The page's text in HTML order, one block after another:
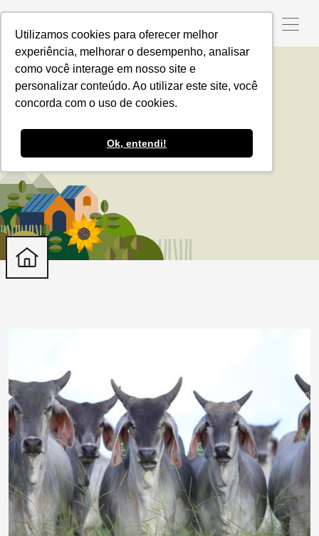
Utilizamos cookies para oferecer melhor
experiência, melhorar o desempenho, analisar
como você interage em nosso site e
personalizar conteúdo. Ao utilizar este site, você
concorda com o uso de cookies.
Ok, entendi!
Produzindo certo